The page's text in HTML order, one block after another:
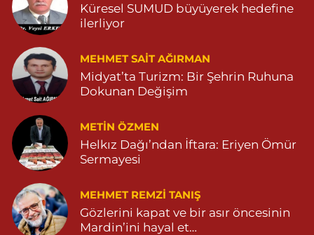
Küresel SUMUD büyüyerek hedefine
ilerliyor
MEHMET SAIT AĞIRMAN
Midyat’ta Turizm: Bir Şehrin Ruhuna
Dokunan Değişim
METIN ÖZMEN
Helkız Dağı’ndan İftara: Eriyen Ömür
Sermayesi
MEHMET REMZI TANIŞ
Gözlerini kapat ve bir asır öncesinin
Mardin’ini hayal et…